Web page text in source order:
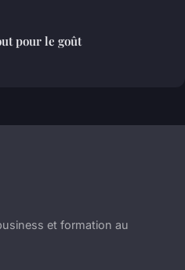
pour le goût
et formation au